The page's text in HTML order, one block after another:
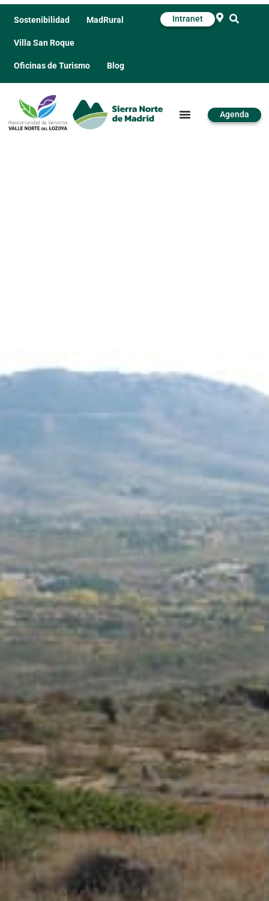
Sostenibilidad MadRural
Villa San Roque
Oficinas de Turismo Blog
Intranet
Agenda